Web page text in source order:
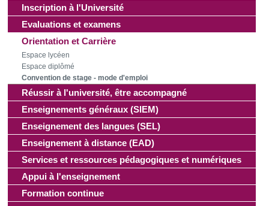
Inscription à l'Université
Evaluations et examens
Orientation et Carrière
Espace lycéen
Espace diplômé
Convention de stage - mode d'emploi
Réussir à l'université, être accompagné
Enseignements généraux (SIEM)
Enseignement des langues (SEL)
Enseignement à distance (EAD)
Services et ressources pédagogiques et numériques
Appui à l'enseignement
Formation continue